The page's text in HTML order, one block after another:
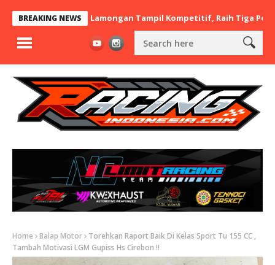
BREAKING NEWS
BaraBere Asal Lamongan Tampil Kompetitif, Raih Tiga Podium di
Home Balap Motor
Torehkan Raport Baik Di Kelas Sport Tu 155 CC ,
Tambah Motivasi LGM Gupiss Hs Cirebon !!